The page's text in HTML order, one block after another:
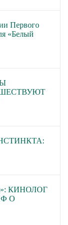
Первого
«Белый
КИНОЛОГ
О